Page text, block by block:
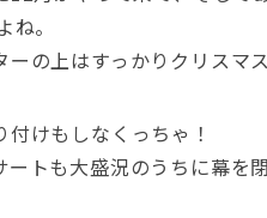
。
の上はすっかりクリスマス
けもしなくっちゃ！
トも大盛況のうちに幕を閉